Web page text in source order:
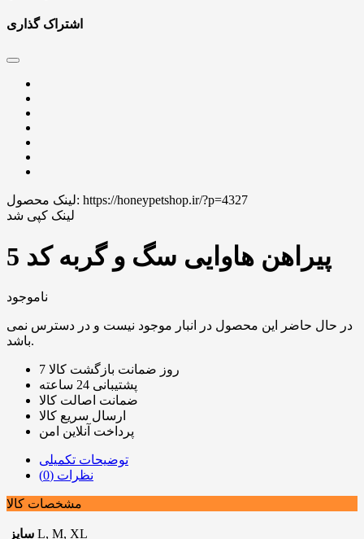
اشتراک گذاری
لینک محصول: https://honeypetshop.ir/?p=4327
لینک کپی شد
پیراهن هاوایی سگ و گربه کد 5
ناموجود
در حال حاضر این محصول در انبار موجود نیست و در دسترس نمی
باشد.
7 روز ضمانت بازگشت کالا
پشتیبانی 24 ساعته
ضمانت اصالت کالا
ارسال سریع کالا
پرداخت آنلاین امن
توضیحات تکمیلی
نظرات (0)
مشخصات کالا
سایز L, M, XL